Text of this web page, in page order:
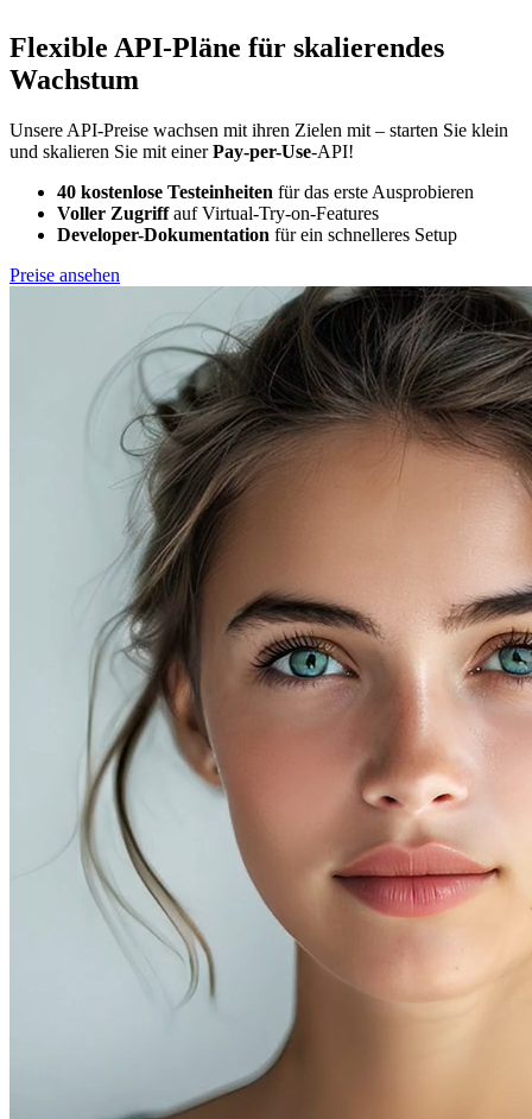
Flexible API-Pläne für skalierendes
Wachstum
Unsere API-Preise wachsen mit ihren Zielen mit – starten Sie klein
und skalieren Sie mit einerPay-per-Use-API!
40 kostenlose Testeinheiten für das erste Ausprobieren
Voller Zugriffauf Virtual-Try-on-Features
Developer-Dokumentation für ein schnelleres Setup
Preise ansehen